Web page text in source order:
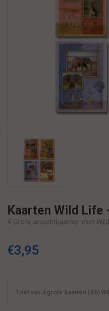
Kaarten Wild Life
4 Grote ansichtkaarten met
€3,95
1 set van 4 grote kaarten (A5)